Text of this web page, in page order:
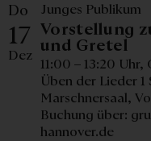
Do
17
Dez
Junges Publikum
Vorstellung
und Gretel
11:00 – 13:20 Uhr,
Üben der Lieder
Marschnersaal,
Buchung über:
hannover.de